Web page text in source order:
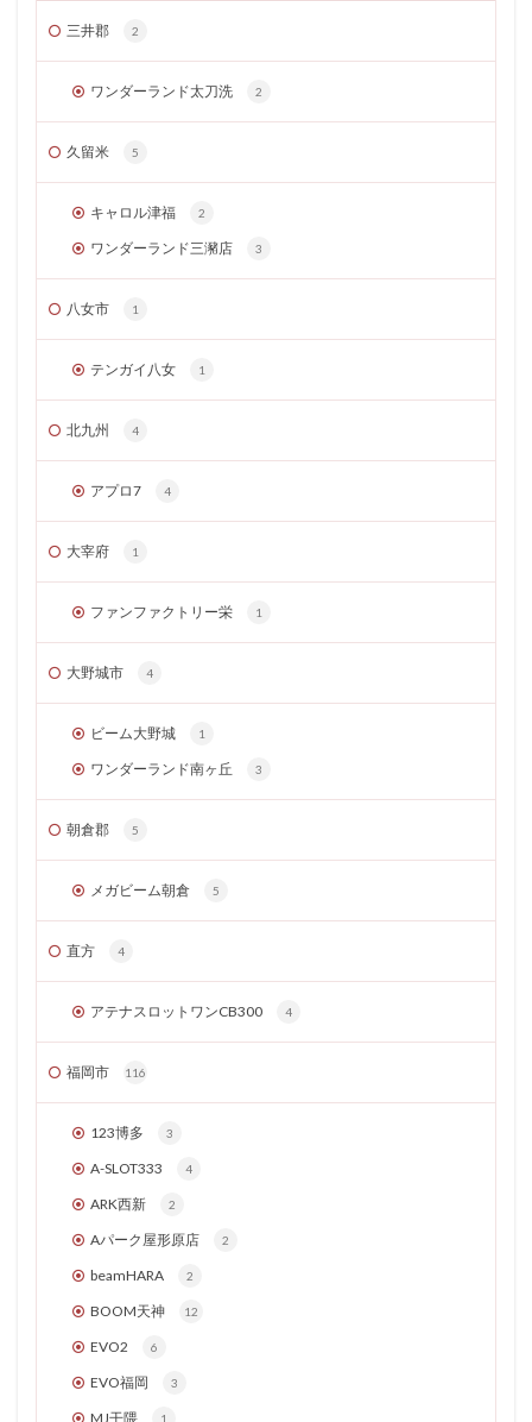
三井郡 2
ワンダーランド太刀洗 2
久留米 5
キャロル津福 2
ワンダーランド三瀦店 3
八女市 1
テンガイ八女 1
北九州 4
アプロ7 4
大宰府 1
ファンファクトリー栄 1
大野城市 4
ビーム大野城 1
ワンダーランド南ヶ丘 3
朝倉郡 5
メガビーム朝倉 5
直方 4
アテナスロットワンCB300 4
福岡市 116
123博多 3
A-SLOT333 4
ARK西新 2
Aパーク屋形原店 2
beamHARA 2
BOOM天神 12
EVO2 6
EVO福岡 3
MJ干隈 1